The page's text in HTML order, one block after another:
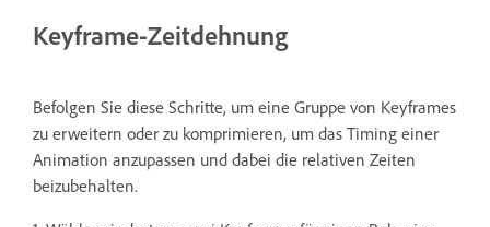
Keyframe-Zeitdehnung
Befolgen Sie diese Schritte, um eine Gruppe von Keyframes
zu erweitern oder zu komprimieren, um das Timing einer
Animation anzupassen und dabei die relativen Zeiten
beizubehalten.